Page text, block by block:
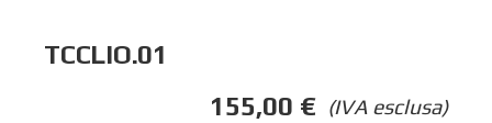
TCCLIO.01
(IVA esclusa)
155,00 €